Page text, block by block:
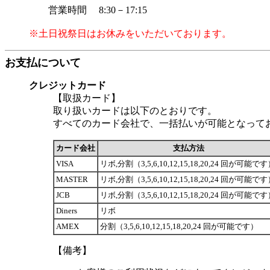
営業時間 8:30－17:15
※土日祝祭日はお休みをいただいております。
お支払について
クレジットカード
【取扱カード】
取り扱いカードは以下のとおりです。
すべてのカード会社で、一括払いが可能となって
カード会社
支払方法
VISA
リボ,分割（3,5,6,10,12,15,18,20,24 回が可能です
MASTER
リボ,分割（3,5,6,10,12,15,18,20,24 回が可能です
JCB
リボ,分割（3,5,6,10,12,15,18,20,24 回が可能です
Diners
リボ
AMEX
分割（3,5,6,10,12,15,18,20,24 回が可能です）
【備考】